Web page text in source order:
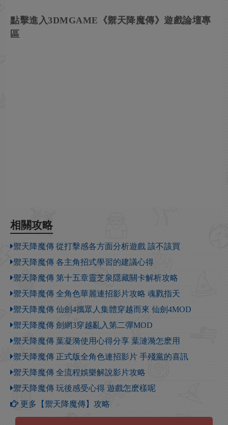
點擊進入3DMGAME《禦天降魔傳》遊戲論壇專
區
相關攻略
禦天降魔傳 從打擊感各方面分析遊戲 該不該買
禦天降魔傳 各主角招式學習的建議心得
禦天降魔傳 第十五章靈芝泉隱藏關卡解析攻略
禦天降魔傳 全角色華麗連招影片攻略 魂戮指天
禦天降魔傳 仙劍4攜眾人集體穿越而來 仙劍4MOD
禦天降魔傳 劍網3穿越亂入第二彈MOD
禦天降魔傳 葉凝漪使用心得分享 葉漣漪怎麽用
禦天降魔傳 正式版全角色連招影片 手殘黨的喜訊
禦天降魔傳 全流程娛樂解說影片攻略
禦天降魔傳 玩後感受心得 遊戲怎麽樣呢
更多【禦天降魔傳】攻略